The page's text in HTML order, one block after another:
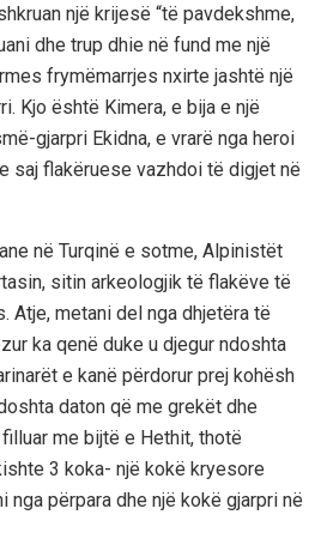
një krijesë “të pavdekshme,
dhe trup dhie në fund me një
frymëmarrjes nxirte jashtë një
Kjo është Kimera, e bija e një
gjarpri Ekidna, e vrarë nga heroi
saj flakëruese vazhdoi të digjet në
në Turqinë e sotme, Alpinistët
sitin arkeologjik të flakëve të
Atje, metani del nga dhjetëra të
ka qenë duke u djegur ndoshta
e kanë përdorur prej kohësh
daton që me grekët dhe
me bijtë e Hethit, thotë
3 koka- një kokë kryesore
nga përpara dhe një kokë gjarpri në